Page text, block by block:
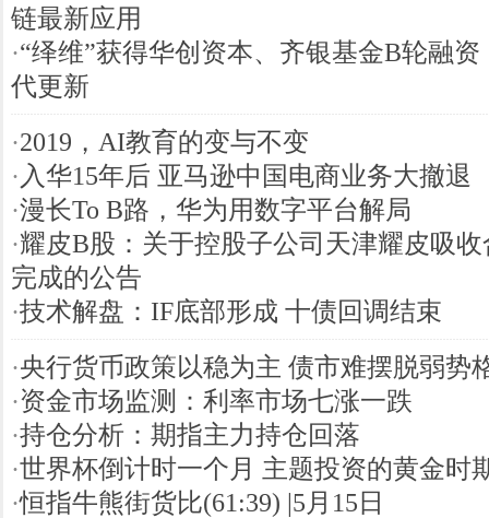
链最新应用
·“绎维”获得华创资本、齐银基金B轮融
代更新
·2019，AI教育的变与不变
· 入华15年后 亚马逊中国电商业务大撤退
·漫长To B路，华为用数字平台解局
·耀皮B股：关于控股子公司天津耀皮吸
完成的公告
·技术解盘：IF底部形成 十债回调结束
·央行货币政策以稳为主 债市难摆脱弱势
·资金市场监测：利率市场七涨一跌
·持仓分析：期指主力持仓回落
·世界杯倒计时一个月 主题投资的黄金时
·恒指牛熊街货比(61:39) |5月15日